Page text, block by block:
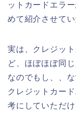
ットカードエラ
めて紹介させてい
実は、クレジッ
ど、ほぼほぼ同
なのでもし、、
クレジットカー
考にしていただけ